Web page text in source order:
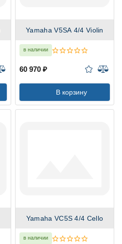
Yamaha V5SA 4/4 Violin
в наличии
60 970 ₽
В корзину
Yamaha VC5S 4/4 Cello
в наличии